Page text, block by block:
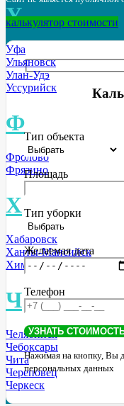
У
Уфа
Ульяновск
Улан-Удэ
Уссурийск
Ф
Фролово
Фрязино
Х
Хабаровск
Ханты-Мансийск
Химки МО
Ч
Челябинск
Чебоксары
Чита
Череповец
Черкеск
калькулятор стоимости
Тип объекта
Площадь
Тип уборки
Желаемая дата
Телефон
Нажимая на кнопку, Вы
персональных данных